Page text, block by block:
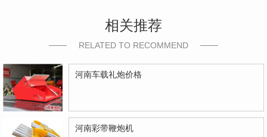
相关推荐
RELATED TO RECOMMEND
河南车载礼炮价格
河南彩带鞭炮机